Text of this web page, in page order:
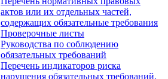
актов или их отдельных частей,
содержащих обязательные требования
Проверочные листы
Руководства по соблюдению
обязательных требований
Перечень индикаторов риска
нарушения обязательных требований,